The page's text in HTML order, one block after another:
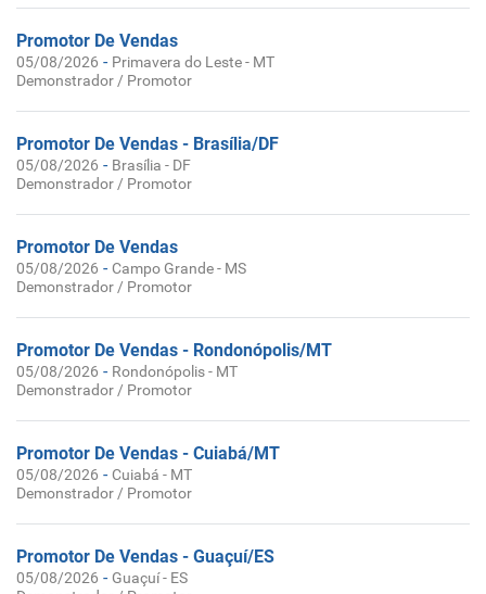
Promotor De Vendas
05/08/2026 - Primavera do Leste - MT
Demonstrador / Promotor
Promotor De Vendas - Brasília/DF
05/08/2026 - Brasília - DF
Demonstrador / Promotor
Promotor De Vendas
05/08/2026 - Campo Grande - MS
Demonstrador / Promotor
Promotor De Vendas - Rondonópolis/MT
05/08/2026 - Rondonópolis - MT
Demonstrador / Promotor
Promotor De Vendas - Cuiabá/MT
05/08/2026 - Cuiabá - MT
Demonstrador / Promotor
Promotor De Vendas - Guaçuí/ES
05/08/2026 - Guaçuí - ES